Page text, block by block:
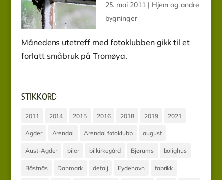
25. mai 2011| Hjem og andre
bygninger
Månedens utetreff med fotoklubben gikk til et
forlatt småbruk på Tromøya.
STIKKORD
2011 2014 2015 2016 2018 2019 2021
Agder Arendal Arendal fotoklubb august
Aust-Agder biler bilkirkegård Bjørums bolighus
Båstnäs Danmark detalj Eydehavn fabrikk